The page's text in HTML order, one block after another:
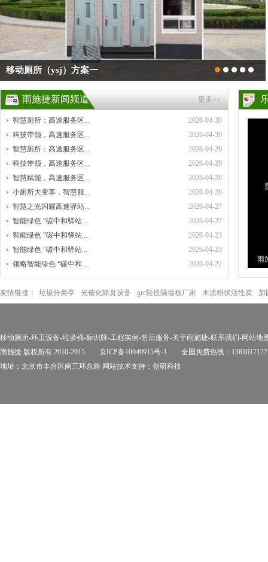
移动厕所（ysj）方案一
更多>>
雨施捷新闻频道
2026-04-30
智慧厕所：高速服务区...
2026-04-30
科技带领，高速服务区...
2026-04-29
智慧厕所：高速服务区...
2026-04-29
科技带领，高速服务区...
2026-04-28
智慧赋能，高速服务区...
2026-04-28
小厕所大变革，智慧服...
2026-04-27
智慧之光闪耀高速驿站...
2026-04-27
智能绿色 “碳中和驿站...
2026-04-23
智能绿色 “碳中和驿站...
2026-04-23
智能绿色 “碳中和驿站...
2026-04-22
领略智能绿色 “碳中和...
雨
环
友情链接：
垃圾分类亭 光催化除臭设备 grc轻质隔墙板厂家 木质粉状活性炭 加
移动厕所-环卫设备-垃圾桶-标识牌-工程实例-售后服务-关于雨施捷-联系我们-网站地
雨施捷 版权所有 2010-2015 京ICP备10040915号-1
全国免费热线：
地址：北京市丰台区南三环东路 网站技术支持： 创研科技